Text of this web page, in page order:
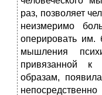
раз, позволяет
неизмеримо
оперировать им.
мышления
привязанной к
образам,